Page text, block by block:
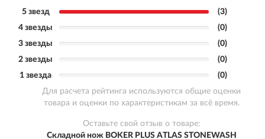
5 звезд
(3)
4 звезды
(0)
3 звезды
(0)
2 звезды
(0)
1 звезда
(0)
Для расчета рейтинга используются общие оценки
товара и оценки по характеристикам за всё время.
Оставьте свой отзыв о товаре:
Складной нож BOKER PLUS ATLAS STONEWASH